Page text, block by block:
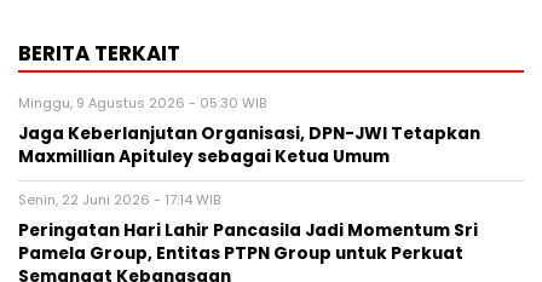
BERITA TERKAIT
Minggu, 9 Agustus 2026 - 05:30 WIB
Jaga Keberlanjutan Organisasi, DPN-JWI Tetapkan
Maxmillian Apituley sebagai Ketua Umum
Senin, 22 Juni 2026 - 17:14 WIB
Peringatan Hari Lahir Pancasila Jadi Momentum Sri
Pamela Group, Entitas PTPN Group untuk Perkuat
Semangat Kebangsaan